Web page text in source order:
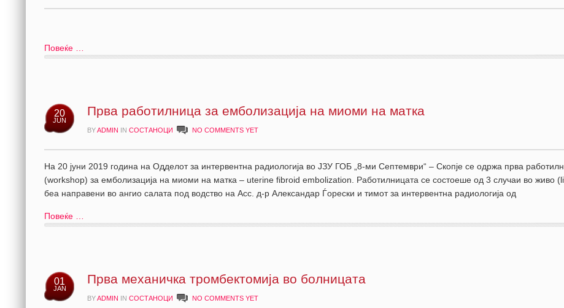
Повеќе …
20
JUN
Прва работилница за емболизација на миоми на матка
BYADMIN IN СОСТАНОЦИ NO COMMENTS YET
На 20 јуни 2019 година на Одделот за интервентна радиологија во ЈЗУ ГОБ „8-ми Септември“ – Скопје се одржа прва
(workshop) за емболизација на миоми на матка – uterine fibroid embolization. Работилницата се состоеше од 3 случаи во живо
беа направени во ангио салата под водство на Асс. д-р Александар Ѓорески и тимот за интервентна радиологија од
Повеќе …
01
JAN
Прва механичка тромбектомија во болницата
BYADMIN IN СОСТАНОЦИ NO COMMENTS YET